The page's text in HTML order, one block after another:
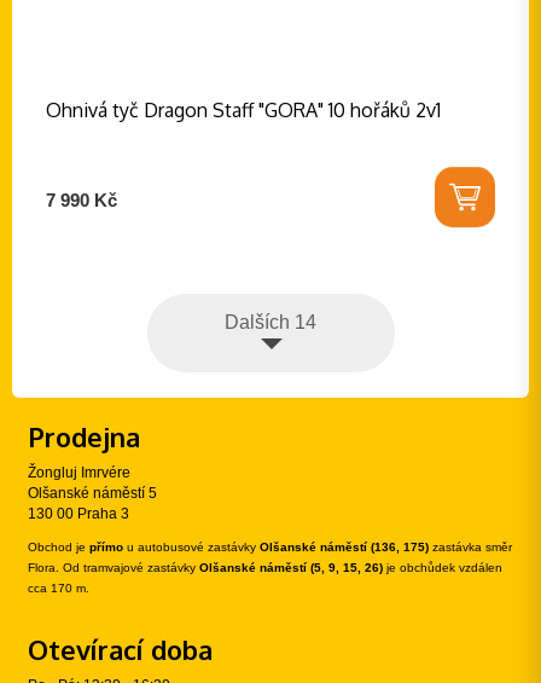
Ohnivá tyč Dragon Staff "GORA" 10 hořáků 2v1
7 990 Kč
Dalších 14
Prodejna
Žongluj Imrvére
Olšanské náměstí 5
130 00 Praha 3
Obchod je přímo u autobusové zastávky Olšanské náměstí (136, 175) zastávka směr
Flora. Od tramvajové zastávky Olšanské náměstí (5, 9, 15, 26) je obchůdek vzdálen
cca 170 m.
Otevírací doba